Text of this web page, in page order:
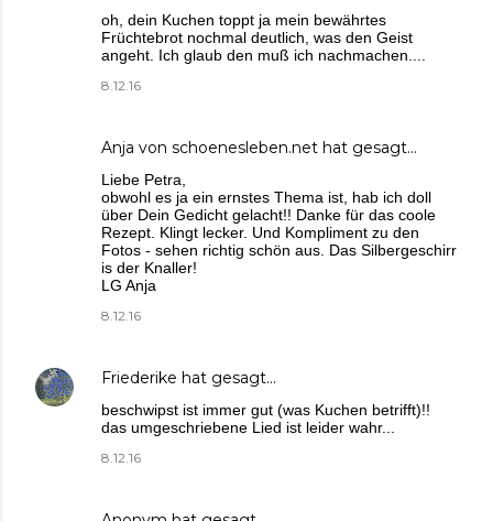
oh, dein Kuchen toppt ja mein bewährtes
Früchtebrot nochmal deutlich, was den Geist
angeht. Ich glaub den muß ich nachmachen....
8.12.16
Anja von schoenesleben.net hat gesagt…
Liebe Petra,
obwohl es ja ein ernstes Thema ist, hab ich doll
über Dein Gedicht gelacht!! Danke für das coole
Rezept. Klingt lecker. Und Kompliment zu den
Fotos - sehen richtig schön aus. Das Silbergeschirr
is der Knaller!
LG Anja
8.12.16
Friederike hat gesagt…
beschwipst ist immer gut (was Kuchen betrifft)!!
das umgeschriebene Lied ist leider wahr...
8.12.16